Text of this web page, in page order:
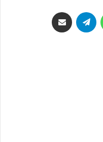
واتساب تيلقرام